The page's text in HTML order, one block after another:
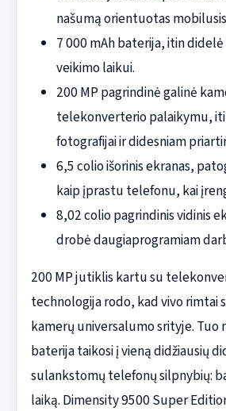
našumą orientuotas
7 000 mAh baterija, itin
veikimo laikui.
200 MP pagrindinė galinė
telekonverterio palaikymu,
fotografijai ir didesniam
6,5 colio išorinis ekranas,
kaip įprastu telefonu, kai
8,02 colio pagrindinis vidinis
drobė daugiaprogramiam
200 MP jutiklis kartu su
technologija rodo, kad vivo rimtai
kamerų universalumo srityje. Tuo
baterija taikosi į vieną didžiausių
sulankstomų telefonų silpnybių:
laiką. Dimensity 9500 Super